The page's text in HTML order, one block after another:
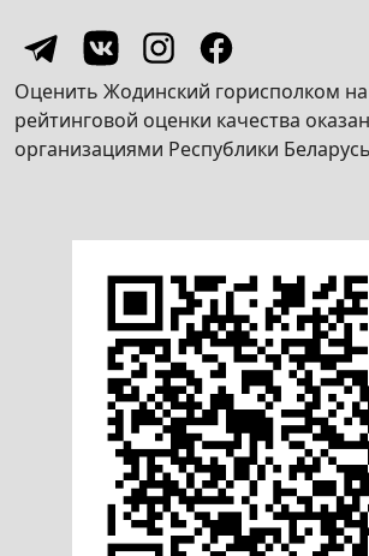
Оценить Жодинский горисполком
рейтинговой оценки качества
организациями Республики Беларусь